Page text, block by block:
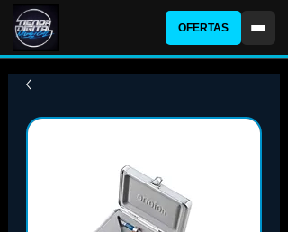
OFERTAS